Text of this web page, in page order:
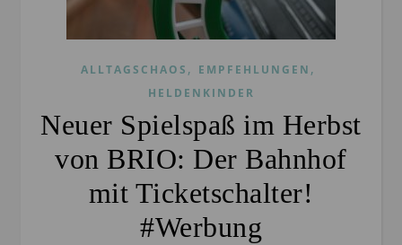
ALLTAGSCHAOS , EMPFEHLUNGEN ,
HELDENKINDER
Neuer Spielspaß im Herbst
von BRIO: Der Bahnhof
mit Ticketschalter!
#Werbung